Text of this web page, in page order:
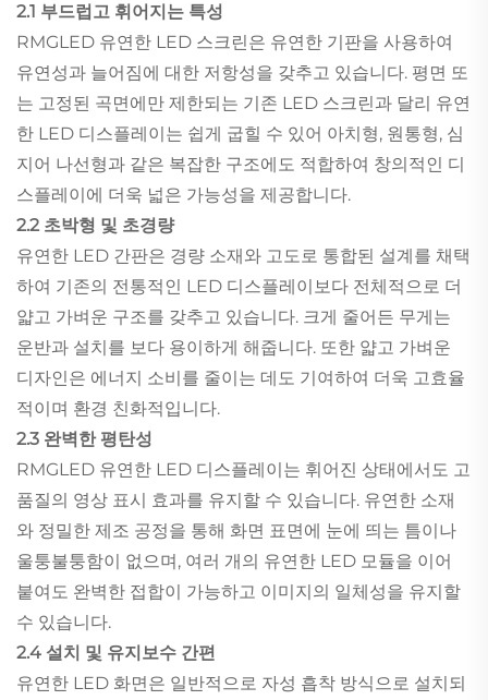
2.1 부드럽고 휘어지는 특성
RMGLED 유연한 LED 스크린은 유연한 기판을 사용하여
유연성과 늘어짐에 대한 저항성을 갖추고 있습니다. 평면 또
는 고정된 곡면에만 제한되는 기존 LED 스크린과 달리 유연
한 LED 디스플레이는 쉽게 굽힐 수 있어 아치형, 원통형, 심
지어 나선형과 같은 복잡한 구조에도 적합하여 창의적인 디
스플레이에 더욱 넓은 가능성을 제공합니다.
2.2 초박형 및 초경량
유연한 LED 간판은 경량 소재와 고도로 통합된 설계를 채택
하여 기존의 전통적인 LED 디스플레이보다 전체적으로 더
얇고 가벼운 구조를 갖추고 있습니다. 크게 줄어든 무게는
운반과 설치를 보다 용이하게 해줍니다. 또한 얇고 가벼운
디자인은 에너지 소비를 줄이는 데도 기여하여 더욱 고효율
적이며 환경 친화적입니다.
2.3 완벽한 평탄성
RMGLED 유연한 LED 디스플레이는 휘어진 상태에서도 고
품질의 영상 표시 효과를 유지할 수 있습니다. 유연한 소재
와 정밀한 제조 공정을 통해 화면 표면에 눈에 띄는 틈이나
울퉁불퉁함이 없으며, 여러 개의 유연한 LED 모듈을 이어
붙여도 완벽한 접합이 가능하고 이미지의 일체성을 유지할
수 있습니다.
2.4 설치 및 유지보수 간편
유연한 LED 화면은 일반적으로 자성 흡착 방식으로 설치되